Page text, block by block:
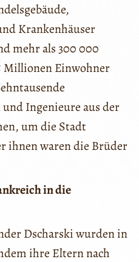
Krankenhäuser
mehr als 300 000
Millionen Einwohner
Ingenieure aus der
um die Stadt
ihnen waren die Brüder
in die
Dscharski wurden in
ihre Eltern nach